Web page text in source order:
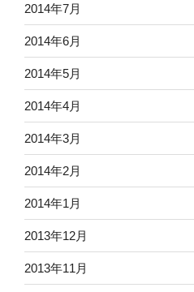
2014年7月
2014年6月
2014年5月
2014年4月
2014年3月
2014年2月
2014年1月
2013年12月
2013年11月